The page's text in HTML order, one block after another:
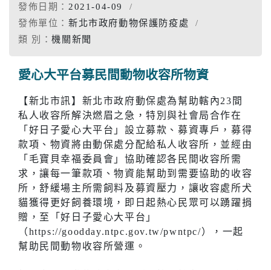
發佈日期： 2021-04-09
發佈單位： 新北市政府動物保護防疫處
類 別：機關新聞
愛心大平台募民間動物收容所物資
【新北市訊】新北市政府動保處為幫助轄內23間
私人收容所解決燃眉之急，特別與社會局合作在
「好日子愛心大平台」設立募款、募資專戶，募得
款項、物資將由動保處分配給私人收容所，並經由
「毛寶貝幸福委員會」協助確認各民間收容所需
求，讓每一筆款項、物資能幫助到需要協助的收容
所，舒緩場主所需飼料及募資壓力，讓收容處所犬
貓獲得更好飼養環境，即日起熱心民眾可以踴躍捐
贈，至「好日子愛心大平台」
（https://goodday.ntpc.gov.tw/pwntpc/），一起
幫助民間動物收容所營運。